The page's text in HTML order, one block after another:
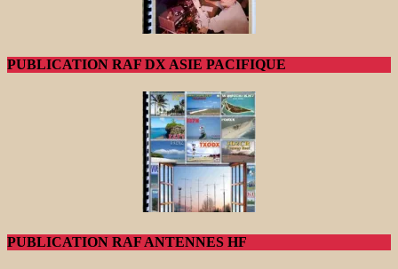
PUBLICATION RAF DX ASIE PACIFIQUE
PUBLICATION RAF ANTENNES HF